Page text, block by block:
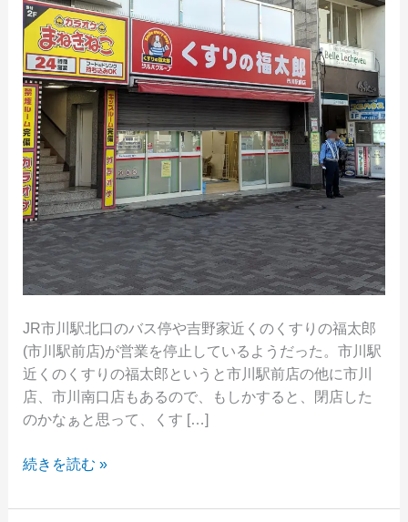
JR市川駅北口のバス停や吉野家近くのくすりの福太郎
(市川駅前店)が営業を停止しているようだった。市川駅
近くのくすりの福太郎というと市川駅前店の他に市川
店、市川南口店もあるので、もしかすると、閉店した
のかなぁと思って、くす […]
く
り
続きを読む »